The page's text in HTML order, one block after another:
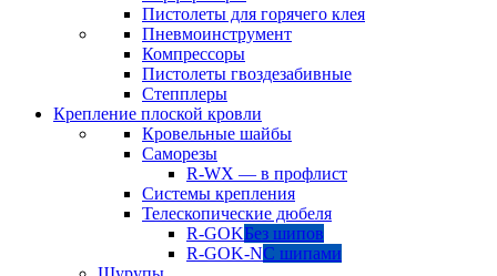
Пистолеты для горячего клея
Пневмоинструмент
Компрессоры
Пистолеты гвоздезабивные
Степплеры
Крепление плоской кровли
Кровельные шайбы
Саморезы
R-WX — в профлист
Системы крепления
Телескопические дюбеля
R-GOKБез шипов
R-GOK-NС шипами